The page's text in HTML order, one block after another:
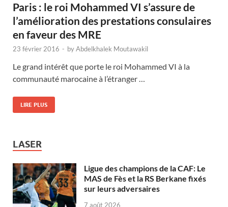
Paris : le roi Mohammed VI s’assure de
l’amélioration des prestations consulaires
en faveur des MRE
23 février 2016 - byAbdelkhalek Moutawakil
Le grand intérêt que porte le roi Mohammed VI à la
communauté marocaine à l’étranger …
LIRE PLUS
LASER
Ligue des champions de la CAF: Le
MAS de Fès et la RS Berkane fixés
sur leurs adversaires
7 août 2026